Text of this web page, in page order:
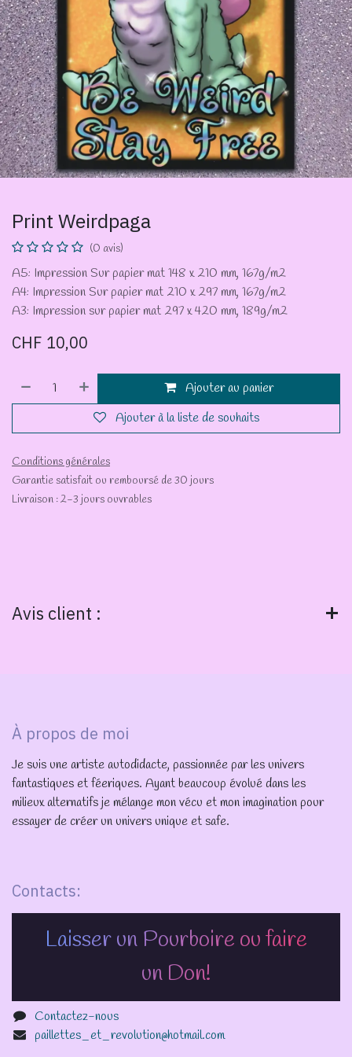
Print Weirdpaga
(0 avis)
A5: Impression Sur papier mat 148 x 210 mm, 167g/m2
A4: Impression Sur papier mat 210 x 297 mm, 167g/m2
A3: Impression sur papier mat 297 x 420 mm, 189g/m2
CHF 10,00
Ajouter au panier
Ajouter à la liste de souhaits
Conditions générales
Garantie satisfait ou remboursé de 30 jours
Livraison : 2-3 jours ouvrables
Avis client :
À propos de moi
Je suis une artiste autodidacte, passionnée par les univers
fantastiques et féeriques. Ayant beaucoup évolué dans les
milieux alternatifs je mélange mon vécu et mon imagination pour
essayer de créer un univers unique et safe.
Contacts:
Laisser un Pourboire ou faire
un Don!
Contactez-nous
paillettes_et_revolution@hotmail.com